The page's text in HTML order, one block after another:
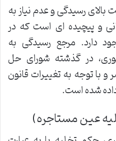
رسیدگی و عدم نیاز به
و پیچیده ای است که در
دارد. مرجع رسیدگی به
در گذشته شورای حل
با توجه به تغییرات قانون
شده است.
عین مستاجره)